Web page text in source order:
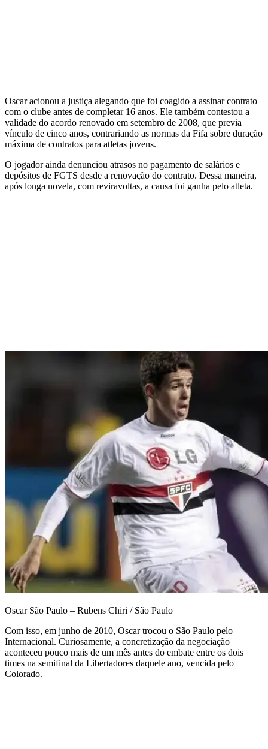
Oscar acionou a justiça alegando que foi coagido a assinar contrato
com o clube antes de completar 16 anos. Ele também contestou a
validade do acordo renovado em setembro de 2008, que previa
vínculo de cinco anos, contrariando as normas da Fifa sobre duração
máxima de contratos para atletas jovens.
O jogador ainda denunciou atrasos no pagamento de salários e
depósitos de FGTS desde a renovação do contrato. Dessa maneira,
após longa novela, com reviravoltas, a causa foi ganha pelo atleta.
Oscar São Paulo – Rubens Chiri / São Paulo
Com isso, em junho de 2010, Oscar trocou o São Paulo pelo
Internacional. Curiosamente, a concretização da negociação
aconteceu pouco mais de um mês antes do embate entre os dois
times na semifinal da Libertadores daquele ano, vencida pelo
Colorado.